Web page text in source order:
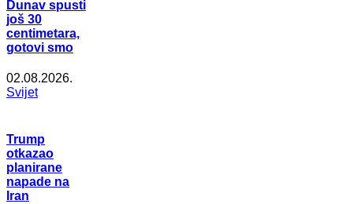
Dunav spusti
još 30
centimetara,
gotovi smo
02.08.2026.
Svijet
Trump
otkazao
planirane
napade na
Iran